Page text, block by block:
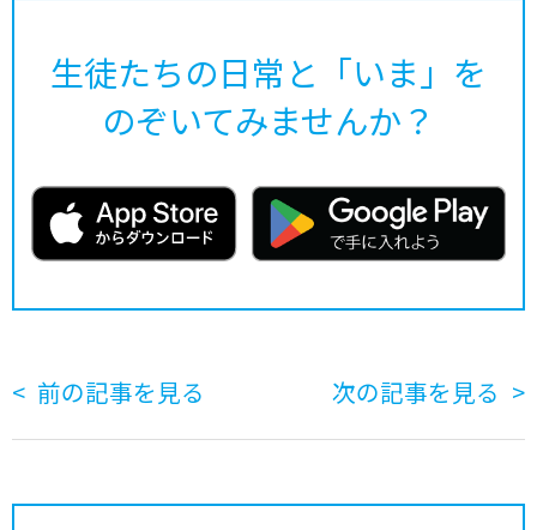
生徒たちの日常と「いま」を
のぞいてみませんか？
前の記事を見る 次の記事を見る